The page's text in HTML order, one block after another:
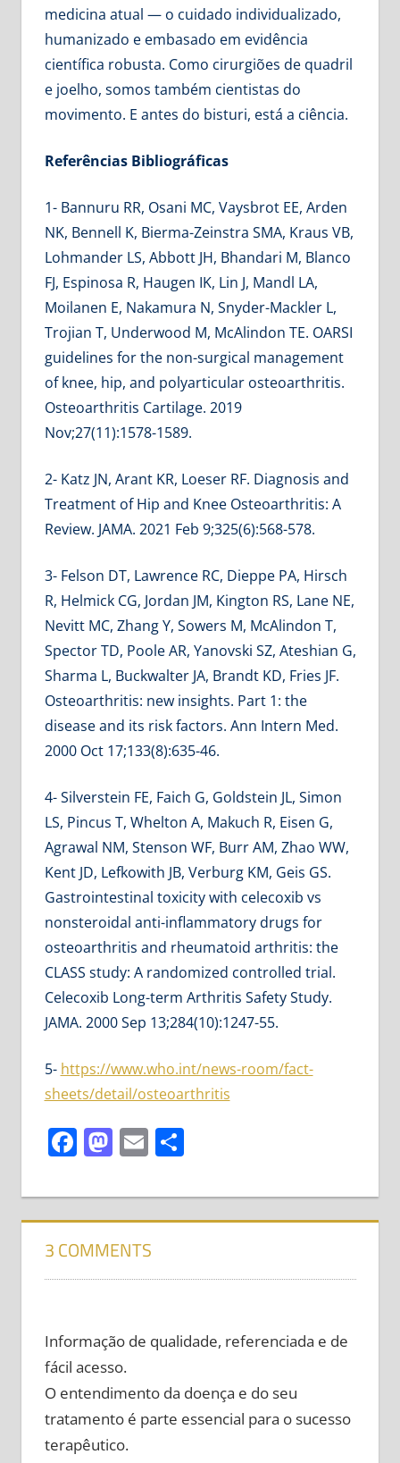
medicina atual — o cuidado individualizado,
humanizado e embasado em evidência
científica robusta. Como cirurgiões de quadril
e joelho, somos também cientistas do
movimento. E antes do bisturi, está a ciência.
Referências Bibliográficas
1- Bannuru RR, Osani MC, Vaysbrot EE, Arden
NK, Bennell K, Bierma-Zeinstra SMA, Kraus VB,
Lohmander LS, Abbott JH, Bhandari M, Blanco
FJ, Espinosa R, Haugen IK, Lin J, Mandl LA,
Moilanen E, Nakamura N, Snyder-Mackler L,
Trojian T, Underwood M, McAlindon TE. OARSI
guidelines for the non-surgical management
of knee, hip, and polyarticular osteoarthritis.
Osteoarthritis Cartilage. 2019
Nov;27(11):1578-1589.
2- Katz JN, Arant KR, Loeser RF. Diagnosis and
Treatment of Hip and Knee Osteoarthritis: A
Review. JAMA. 2021 Feb 9;325(6):568-578.
3- Felson DT, Lawrence RC, Dieppe PA, Hirsch
R, Helmick CG, Jordan JM, Kington RS, Lane NE,
Nevitt MC, Zhang Y, Sowers M, McAlindon T,
Spector TD, Poole AR, Yanovski SZ, Ateshian G,
Sharma L, Buckwalter JA, Brandt KD, Fries JF.
Osteoarthritis: new insights. Part 1: the
disease and its risk factors. Ann Intern Med.
2000 Oct 17;133(8):635-46.
4- Silverstein FE, Faich G, Goldstein JL, Simon
LS, Pincus T, Whelton A, Makuch R, Eisen G,
Agrawal NM, Stenson WF, Burr AM, Zhao WW,
Kent JD, Lefkowith JB, Verburg KM, Geis GS.
Gastrointestinal toxicity with celecoxib vs
nonsteroidal anti-inflammatory drugs for
osteoarthritis and rheumatoid arthritis: the
CLASS study: A randomized controlled trial.
Celecoxib Long-term Arthritis Safety Study.
JAMA. 2000 Sep 13;284(10):1247-55.
5- https://www.who.int/news-room/fact-
sheets/detail/osteoarthritis
Facebook
Mastodon
EmailShare
3 COMMENTS
Informação de qualidade, referenciada e de
fácil acesso.
O entendimento da doença e do seu
tratamento é parte essencial para o sucesso
terapêutico.